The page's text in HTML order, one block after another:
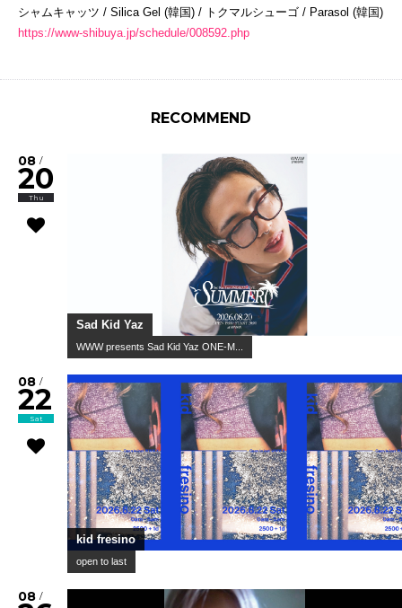
シャムキャッツ / Silica Gel (韓国) / トクマルシューゴ / Parasol (韓国)
https://www-shibuya.jp/schedule/008592.php
RECOMMEND
08 /
20
Thu
Sad Kid Yaz
WWW presents Sad Kid Yaz ONE-M...
08 /
22
Sat
kid fresino
open to last
08 /